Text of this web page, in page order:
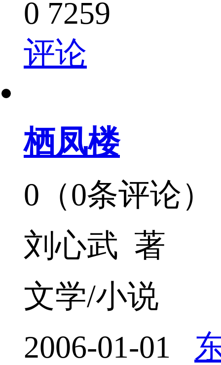
0 7259
评论
栖凤楼
0（0条评论）
刘心武 著
文学/小说
2006-01-01